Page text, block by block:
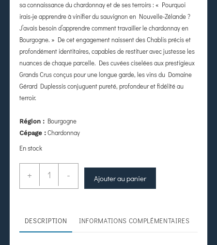
sa connaissance du chardonnay et de ses terroirs : « Pourquoi
irais-je apprendre à vinifier du sauvignon en Nouvelle-Zélande ?
J’avais besoin d’apprendre comment travailler le chardonnay en
Bourgogne. » De cet engagement naissent des Chablis précis et
profondément identitaires, capables de restituer avec justesse les
nuances de chaque parcelle. Des cuvées ciselées aux prestigieux
Grands Crus conçus pour une longue garde, les vins du Domaine
Gérard Duplessis conjuguent pureté, profondeur et fidélité au
terroir.
Région : Bourgogne
Cépage : Chardonnay
En stock
+ - Ajouter au panier
DESCRIPTION INFORMATIONS COMPLÉMENTAIRES